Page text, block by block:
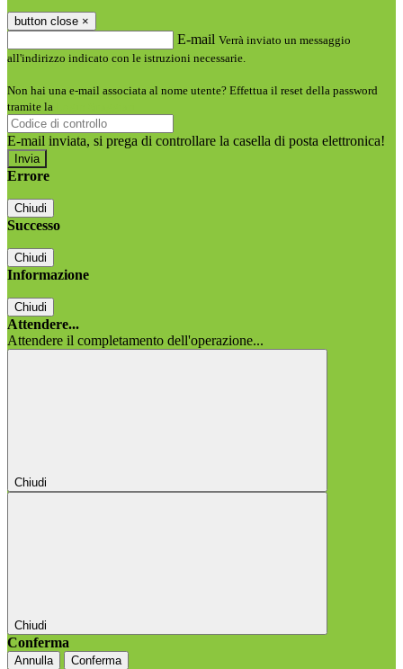
button close ×
E-mail Verrà inviato un messaggio
all'indirizzo indicato con le istruzioni necessarie.
Non hai una e-mail associata al nome utente? Effettua il reset della password
tramite la
E-mail inviata, si prega di controllare la casella di posta elettronica!
Errore
Chiudi
Successo
Chiudi
Informazione
Chiudi
Attendere...
Attendere il completamento dell'operazione...
Chiudi
Chiudi
Conferma
Annulla Conferma